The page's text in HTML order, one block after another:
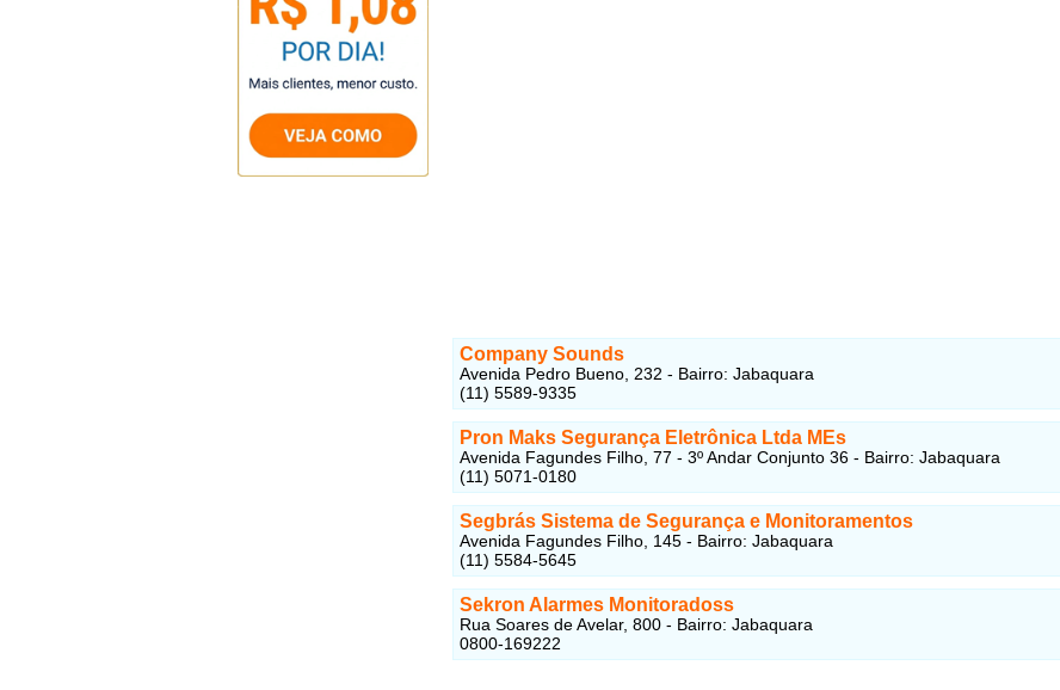
Company Sounds
Avenida Pedro Bueno, 232 - Bairro: Jabaquara
(11) 5589-9335
Pron Maks Segurança Eletrônica Ltda MEs
Avenida Fagundes Filho, 77 - 3º Andar Conjunto 36 - Bairro: Jabaquara
(11) 5071-0180
Segbrás Sistema de Segurança e Monitoramentos
Avenida Fagundes Filho, 145 - Bairro: Jabaquara
(11) 5584-5645
Sekron Alarmes Monitoradoss
Rua Soares de Avelar, 800 - Bairro: Jabaquara
0800-169222